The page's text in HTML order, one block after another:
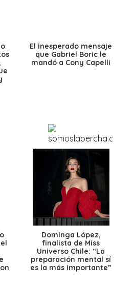
El inesperado mensaje
que Gabriel Boric le
mandó a Cony Capelli
Dominga López,
finalista de Miss
Universo Chile: “La
preparación mental sí
es la más importante”